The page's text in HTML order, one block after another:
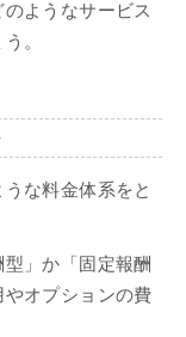
ようなサービス
。
な料金体系をと
」か「固定報酬
オプションの費